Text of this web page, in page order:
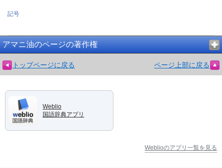
記号
アマニ油のページの著作権
トップページに戻る ページ上部に戻る
Weblio
国語辞典アプリ
Weblioのアプリ一覧を見る